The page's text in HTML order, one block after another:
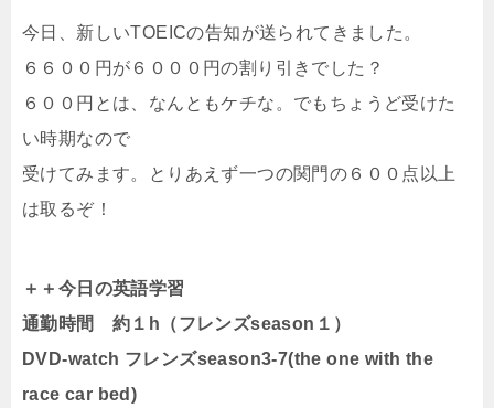
今日、新しいTOEICの告知が送られてきました。
６６００円が６０００円の割り引きでした？
６００円とは、なんともケチな。でもちょうど受けた
い時期なので
受けてみます。とりあえず一つの関門の６００点以上
は取るぞ！
＋＋今日の英語学習
通勤時間 約１h（フレンズseason１）
DVD-watch フレンズseason3-7(the one with the
race car bed)